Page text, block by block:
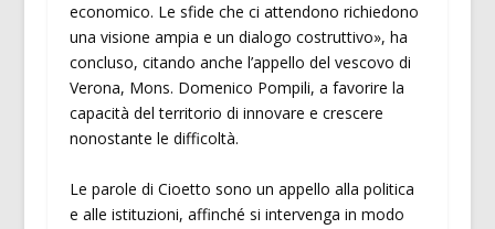
economico. Le sfide che ci attendono richiedono
una visione ampia e un dialogo costruttivo», ha
concluso, citando anche l’appello del vescovo di
Verona, Mons. Domenico Pompili, a favorire la
capacità del territorio di innovare e crescere
nonostante le difficoltà.
Le parole di Cioetto sono un appello alla politica
e alle istituzioni, affinché si intervenga in modo